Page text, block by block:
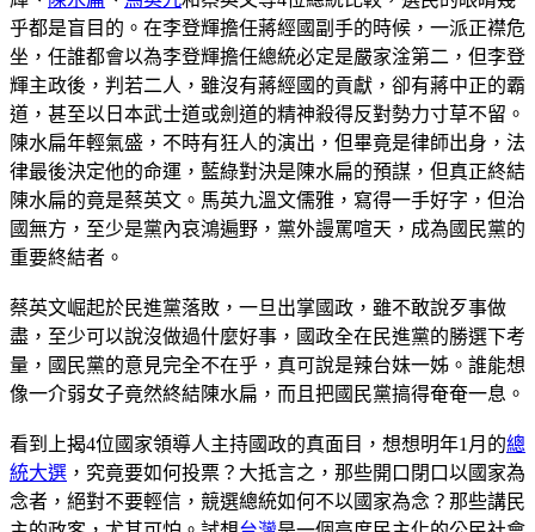
乎都是盲目的。在李登輝擔任蔣經國副手的時候，一派正襟危
坐，任誰都會以為李登輝擔任總統必定是嚴家淦第二，但李登
輝主政後，判若二人，雖沒有蔣經國的貢獻，卻有蔣中正的霸
道，甚至以日本武士道或劍道的精神殺得反對勢力寸草不留。
陳水扁年輕氣盛，不時有狂人的演出，但畢竟是律師出身，法
律最後決定他的命運，藍綠對決是陳水扁的預謀，但真正終結
陳水扁的竟是蔡英文。馬英九溫文儒雅，寫得一手好字，但治
國無方，至少是黨內哀鴻遍野，黨外謾罵喧天，成為國民黨的
重要終結者。
蔡英文崛起於民進黨落敗，一旦出掌國政，雖不敢說歹事做
盡，至少可以說沒做過什麼好事，國政全在民進黨的勝選下考
量，國民黨的意見完全不在乎，真可說是辣台妹一姊。誰能想
像一介弱女子竟然終結陳水扁，而且把國民黨搞得奄奄一息。
看到上揭4位國家領導人主持國政的真面目，想想明年1月的總
統大選 ，究竟要如何投票？大抵言之，那些開口閉口以國家為
念者，絕對不要輕信，競選總統如何不以國家為念？那些講民